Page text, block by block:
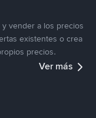
vender a los precios
existentes o crea
precios.
Ver más